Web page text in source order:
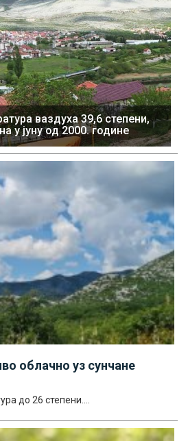
ваздуха 39,6 степени,
у јуну од 2000. године
облачно уз сунчане
до 26 степени....